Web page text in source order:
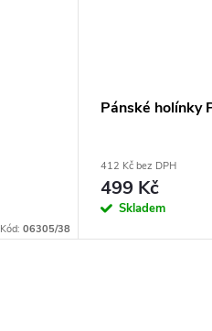
Kód: 06305/38
Pánské holínky
412 Kč bez DPH
499 Kč
Skladem